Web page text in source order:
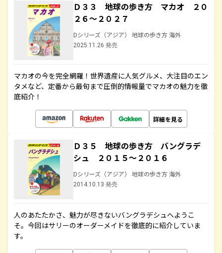
Ｄ３３ 地球の歩き方 マカオ ２０
２６～２０２７
Dシリーズ（アジア） 地球の歩き方 海外
2025.11.26 発売
マカオの今を完全網羅！世界遺産に人気グルメ、大注目のエン
タメなど、定番から最旬まで圧倒的情報量でマカオの魅力を徹
底紹介！
詳細を見る
Ｄ３５ 地球の歩き方 バングラデ
シュ ２０１５～２０１６
Dシリーズ（アジア） 地球の歩き方 海外
2014.10.13 発売
人のあたたかさ、魅力が尽きないバングラデシュへようこ
そ。今回はサリーのオーダーメイドを徹底的に紹介していま
す。